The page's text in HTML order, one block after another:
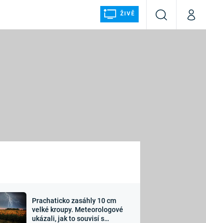
ŽIVĚ
VyhledáváníMůj
Sledujte nás
Prachaticko zasáhly 10 cm
velké kroupy. Meteorologové
ukázali, jak to souvisí s